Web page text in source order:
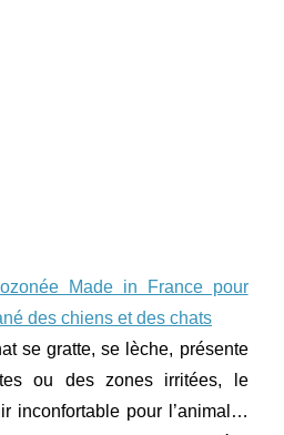
Made in France pour
des chiens et des chats
se gratte, se lèche, présente
ou des zones irritées, le
inconfortable pour l’animal…